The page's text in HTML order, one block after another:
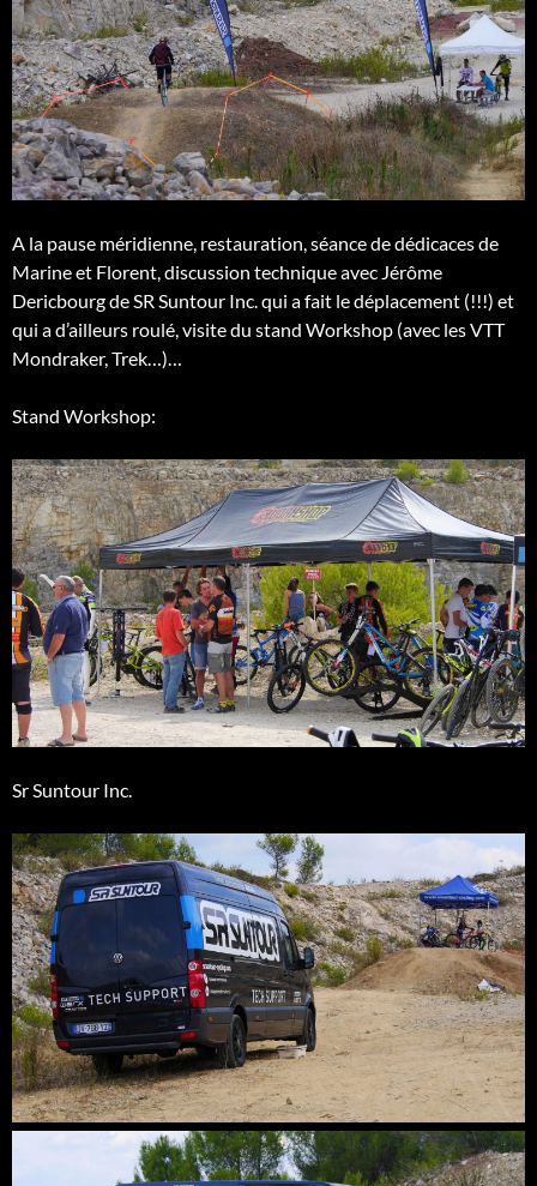
A la pause méridienne, restauration, séance de dédicaces de
Marine et Florent, discussion technique avec Jérôme
Dericbourg de SR Suntour Inc. qui a fait le déplacement (!!!) et
qui a d’ailleurs roulé, visite du stand Workshop (avec les VTT
Mondraker, Trek…)…
Stand Workshop:
Sr Suntour Inc.